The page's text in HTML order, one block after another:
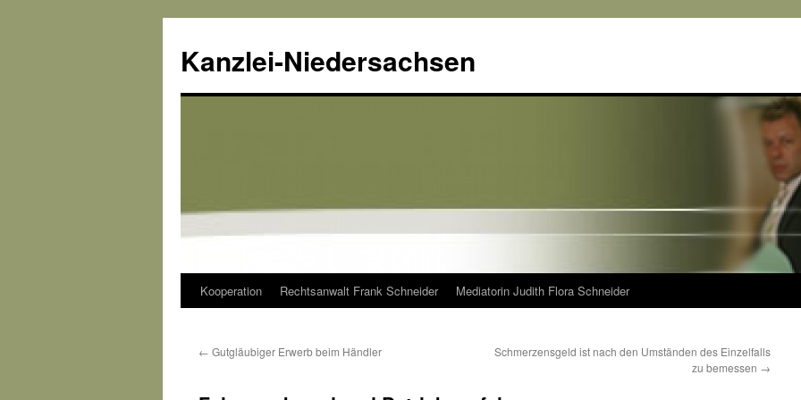
Kanzlei-Niedersachsen
Zum
springen
Kooperation Rechtsanwalt Frank Schneider Mediatorin Judith Flora Schneider
← Gutgläubiger Erwerb beim Händler
Schmerzensgeld ist nach den Umständen des Einzelfalls
zu bemessen →